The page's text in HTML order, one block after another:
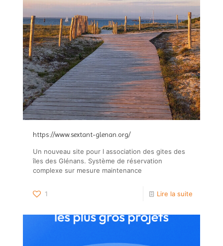
https://www.sextant-glenan.org/
Un nouveau site pour l association des gites des
îles des Glénans. Système de réservation
complexe sur mesure maintenance
1 Lire la suite